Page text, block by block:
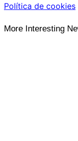
Política de cookies
More Interesting